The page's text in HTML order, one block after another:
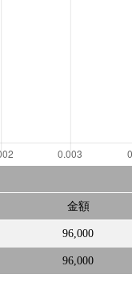
金額
96,000
96,000